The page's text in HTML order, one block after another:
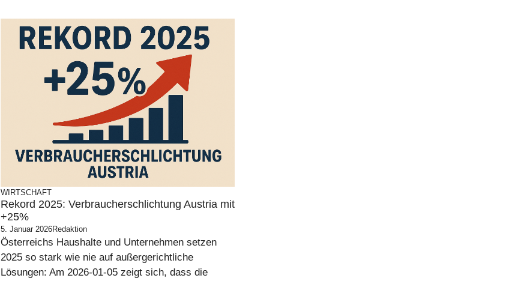
WIRTSCHAFT
Rekord 2025: Verbraucherschlichtung Austria mit
+25%
5. Januar 2026Redaktion
Österreichs Haushalte und Unternehmen setzen
2025 so stark wie nie auf außergerichtliche
Lösungen: Am 2026-01-05 zeigt sich, dass die